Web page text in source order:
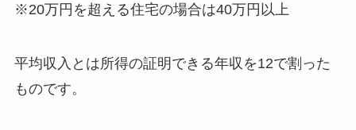
※20万円を超える住宅の場合は40万円以上
平均収入とは所得の証明できる年収を12で割った
ものです。